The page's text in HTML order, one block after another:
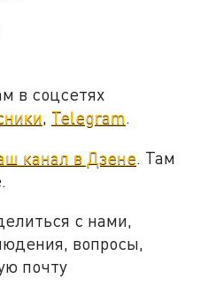
в соцсетях
, Telegram.
канал в Дзене. Там
с нами,
вопросы,
почту